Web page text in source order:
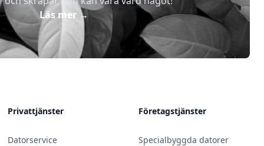
Läs mer→
Privattjänster
Datorservice
Företagstjänster
Specialbyggda datorer